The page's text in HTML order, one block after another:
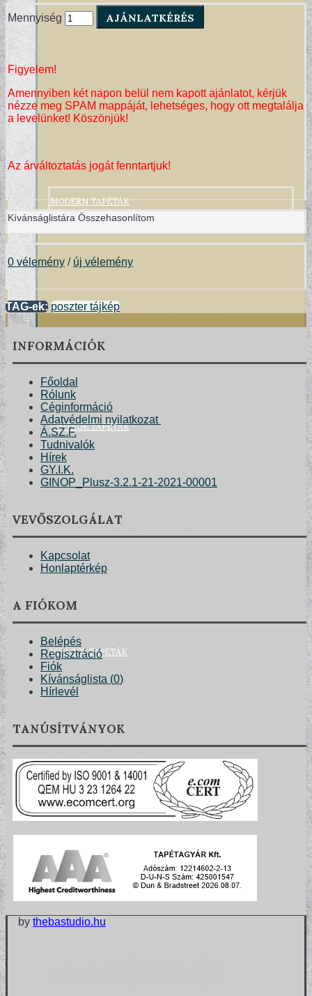
MODERN TAPÉTÁK
VINTAGE TAPÉTÁK
VIRÁGOS TAPÉTÁK
TERVEZŐI KOLLEKCIÓINK
Mennyiség AJÁNLATKÉRÉS
Figyelem!
Amennyiben két napon belül nem kapott ajánlatot, kérjük
nézze meg SPAM mappáját, lehetséges, hogy ott megtalálja
a levelünket! Köszönjük!
Az árváltoztatás jogát fenntartjuk!
Kívánságlistára Összehasonlítom
0 vélemény / új vélemény
TAG-ek: poszter tájkép
INFORMÁCIÓK
Főoldal
Rólunk
Céginformáció
Adatvédelmi nyilatkozat
Á.SZ.F.
Tudnivalók
Hírek
GY.I.K.
GINOP_Plusz-3.2.1-21-2021-00001
VEVŐSZOLGÁLAT
Kapcsolat
Honlaptérkép
A FIÓKOM
Belépés
Regisztráció
Fiók
Kívánságlista (0)
Hírlevél
TANÚSÍTVÁNYOK
by thebastudio.hu